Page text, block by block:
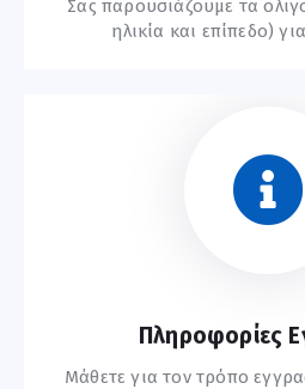
Σας παρουσιάζουμε τα
ηλικία και επίπεδο)
Πληροφορίες
Μάθετε για τον τρόπο